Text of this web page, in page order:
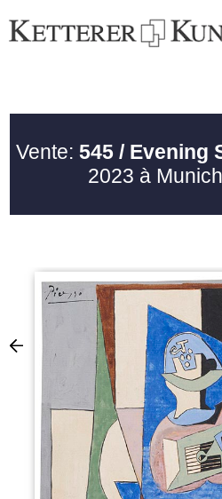
Vente: 545 / Evening
2023 à Munich